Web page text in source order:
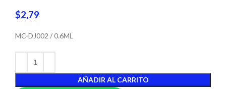
$2,79
MC-DJ002 / 0.6ML
AÑADIR AL CARRITO